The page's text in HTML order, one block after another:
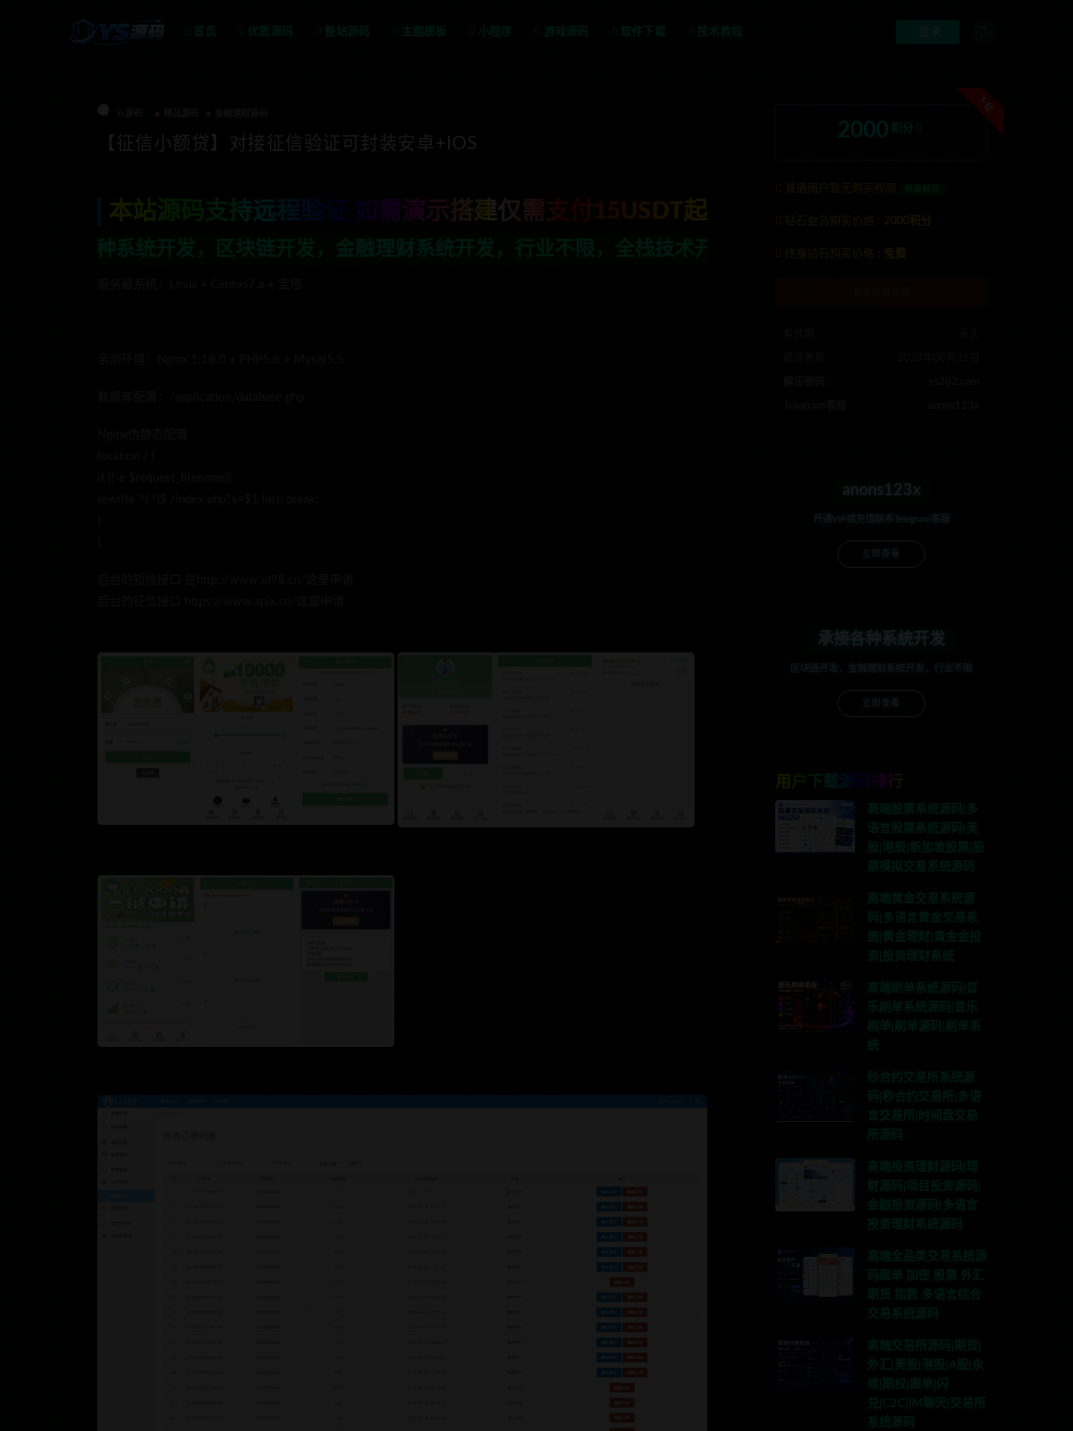
首页 优质源码 整站源码 主题模板 小程序 游戏源码 软件下载 技术教程 登录
【征信小额贷】对接征信验证可封装安卓+IOS
本站源码支持远程验证 如需演示搭建仅需支付15USDT起
发，区块链开发，金融理财系统开发，行业不限，全栈技术开发，定制，二开联系TG:anons123x
下载
2000 积分
普通用户暂无购买权限
钻石会员购买价格 : 2000积分
终身钻石购买价格 : 免费
anons123x
开通VIP或充值联系Telegram客服
立即查看
承接各种系统开发
区块链开发，金融理财系统开发，行业不限
立即查看
用户下载源码排行
高端股票系统源码|多
语言股票系统源码|美
股|港股|新加坡股票|股
票模拟交易系统源码
高端黄金交易系统源
码|多语言黄金交易系
统|黄金理财|黄金金投
资|投资理财系统
高端刷单系统源码|音
乐刷单系统源码|音乐
刷单|刷单源码|刷单系
统
秒合约交易所系统源
码|秒合约交易所|多语
言交易所|时间盘交易
所源码
高端投资理财源码|理
财源码|项目投资源码|
金融投资源码|多语言
投资理财系统源码
高端全品类交易系统源
码跟单 加密 股票 外汇
期货 指数 多语言综合
交易系统源码
高端交易所源码|期货|
外汇|美股|港股|A股|永
续|期权|跟单|闪
兑|C2C|IM聊天|交易所
系统源码